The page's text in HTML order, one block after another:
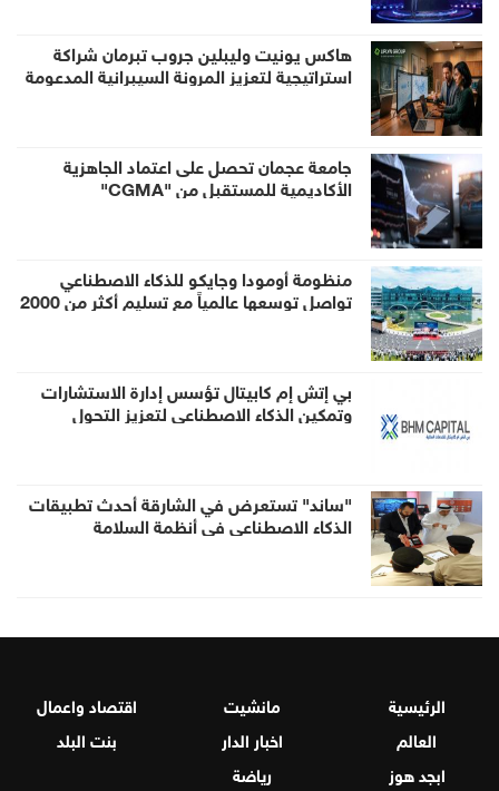
هاكس يونيت وليبلين جروب تبرمان شراكة
استراتيجية لتعزيز المرونة السيبرانية المدعومة
بالذكاء الاصطناعي في منطقة الخليج
جامعة عجمان تحصل على اعتماد الجاهزية
الأكاديمية للمستقبل من "CGMA"
منظومة أومودا وجايكو للذكاء الاصطناعي
تواصل توسعها عالمياً مع تسليم أكثر من 2000
روبوت AiMOGA إلى الأسواق الخارجية
بي إتش إم كابيتال تؤسس إدارة الاستشارات
وتمكين الذكاء الاصطناعي لتعزيز التحول
المؤسسي المدعوم بالذكاء الاصطناعي
"ساند" تستعرض في الشارقة أحدث تطبيقات
الذكاء الاصطناعي في أنظمة السلامة
الرئيسية مانشيت
اقتصاد واعمال
العالم
اخبار الدار
بنت البلد
ابجد هوز
رياضة